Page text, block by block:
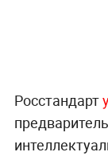
Росстандарт